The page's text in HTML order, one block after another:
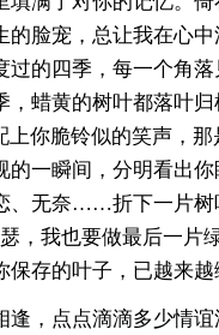
脸宠，总让我在心中
过的四季，每一个角
，蜡黄的树叶都落叶
上你脆铃似的笑声，
的一瞬间，分明看出
无奈……折下一片树
，我也要做最后一片
存的叶子，已越来越
，点点滴滴多少情谊